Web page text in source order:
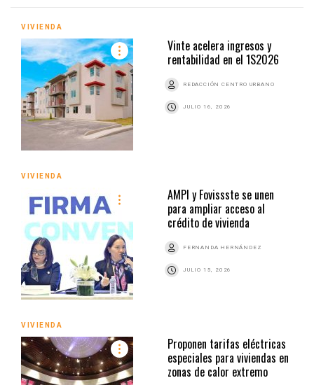
VIVIENDA
Vinte acelera ingresos y
rentabilidad en el 1S2026
REDACCIÓN CENTRO URBANO
JULIO 16, 2026
VIVIENDA
AMPI y Fovissste se unen
para ampliar acceso al
crédito de vivienda
FERNANDA HERNÁNDEZ
JULIO 15, 2026
VIVIENDA
Proponen tarifas eléctricas
especiales para viviendas en
zonas de calor extremo